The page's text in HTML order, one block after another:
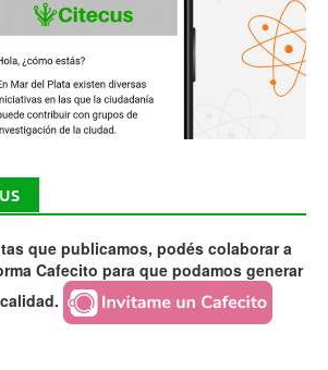
que publicamos, podés colaborar a
Cafecito para que podamos generar